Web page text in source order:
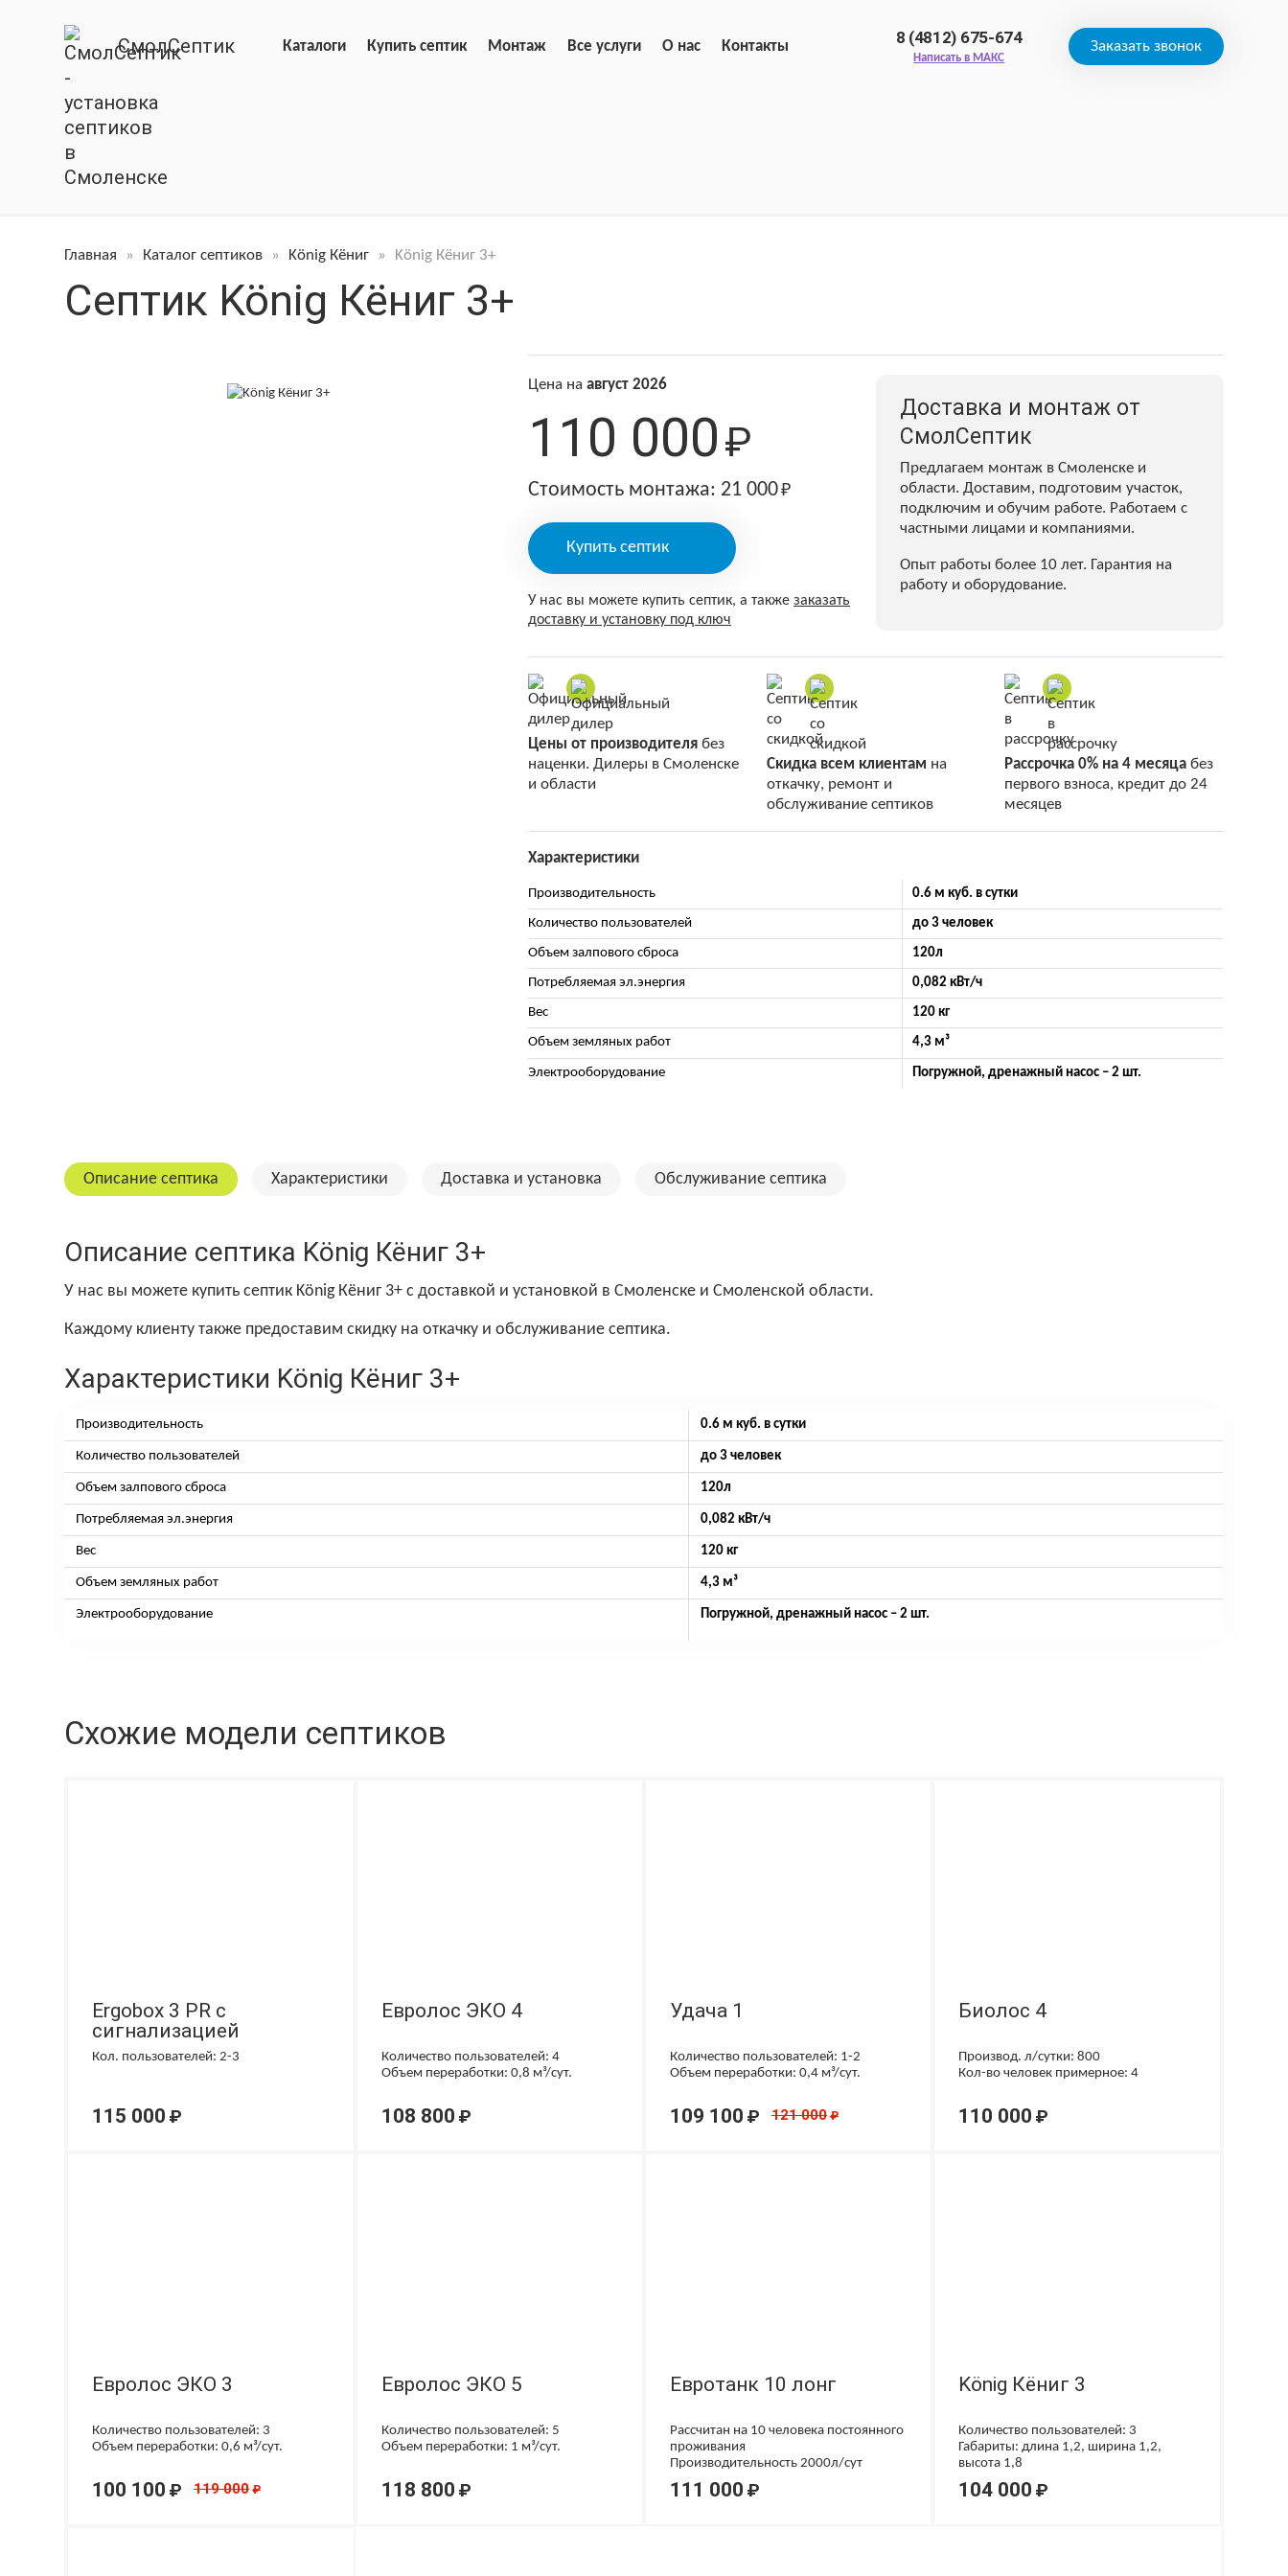
СмолСептик Заказать звонок
8 (4812) 675-674
Написать в МАКС
Каталоги Купить септик Монтаж Все услуги О нас Контакты
Главная » Каталог септиков » König Кёниг » König Кёниг 3+
Септик König Кёниг 3+
Цена наавгуст 2026
110 000₽
Стоимость монтажа: 21 000₽
Купить септик
У нас вы можете купить септик, а такжезаказать
доставку и установку под ключ
Доставка и монтаж от
СмолСептик
Предлагаем монтаж в Смоленске и
области. Доставим, подготовим участок,
подключим и обучим работе. Работаем с
частными лицами и компаниями.
Опыт работы более 10 лет. Гарантия на
работу и оборудование.
Цены от производителя без
наценки. Дилеры в Смоленске
и области
Скидка всем клиентам на
откачку, ремонт и
обслуживание септиков
Рассрочка 0% на 4 месяца без
первого взноса, кредит до 24
месяцев
Характеристики
Производительность 0.6 м куб. в сутки
Количество пользователей до 3 человек
Объем залпового сброса 120л
Потребляемая эл.энергия 0,082 кВт/ч
Вес 120 кг
Объем земляных работ 4,3 м³
Электрооборудование Погружной, дренажный насос – 2 шт.
Описание септика Характеристики Доставка и установка Обслуживание септика
Описание септика König Кёниг 3+
У нас вы можете купить септик König Кёниг 3+ с доставкой и установкой в Смоленске и Смоленской области.
Каждому клиенту также предоставим скидку на откачку и обслуживание септика.
Характеристики König Кёниг 3+
Производительность 0.6 м куб. в сутки
Количество пользователей до 3 человек
Объем залпового сброса 120л
Потребляемая эл.энергия 0,082 кВт/ч
Вес 120 кг
Объем земляных работ 4,3 м³
Электрооборудование Погружной, дренажный насос – 2 шт.
Схожие модели септиков
Ergobox 3 PR с
сигнализацией
Кол. пользователей: 2-3
115 000 ₽
Евролос ЭКО 4
Количество пользователей: 4
Объем переработки: 0,8 м³/сут.
108 800 ₽
Удача 1
Количество пользователей: 1-2
Объем переработки: 0,4 м³/сут.
109 100 ₽ 121 000 ₽
Биолос 4
Производ. л/сутки: 800
Кол-во человек примерное: 4
110 000 ₽
Евролос ЭКО 3
Количество пользователей: 3
Объем переработки: 0,6 м³/сут.
100 100 ₽ 119 000 ₽
Евролос ЭКО 5
Количество пользователей: 5
Объем переработки: 1 м³/сут.
118 800 ₽
Евротанк 10 лонг
Рассчитан на 10 человека постоянного
проживания
Производительность 2000л/сут
111 000 ₽
König Кёниг 3
Количество пользователей: 3
Габариты: длина 1,2, ширина 1,2,
высота 1,8
104 000 ₽